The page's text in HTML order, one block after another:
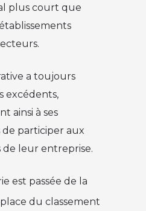
plus court que
a toujours
excédents,
ainsi à ses
participer aux
de leur entreprise.
est passée de la
place du classement